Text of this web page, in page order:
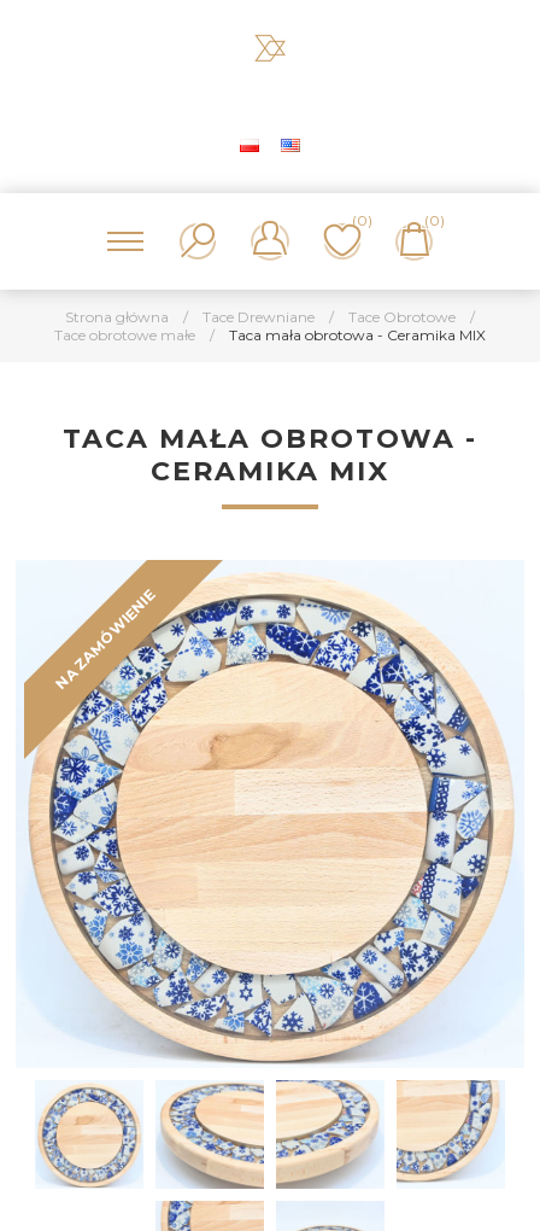
(0) (0)
Strona główna / Tace Drewniane / Tace Obrotowe
/
Tace obrotowe małe
/ Taca mała obrotowa - Ceramika MIX
TACA MAŁA OBROTOWA -
CERAMIKA MIX
NA ZAMÓWIENIE